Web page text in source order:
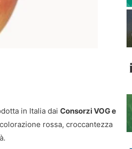
in Italia dai Consorzi VOG e
rossa, croccantezza